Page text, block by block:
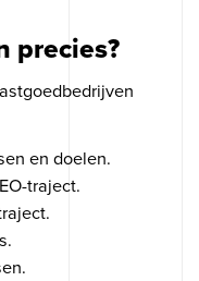
precies?
en doelen.
traject.